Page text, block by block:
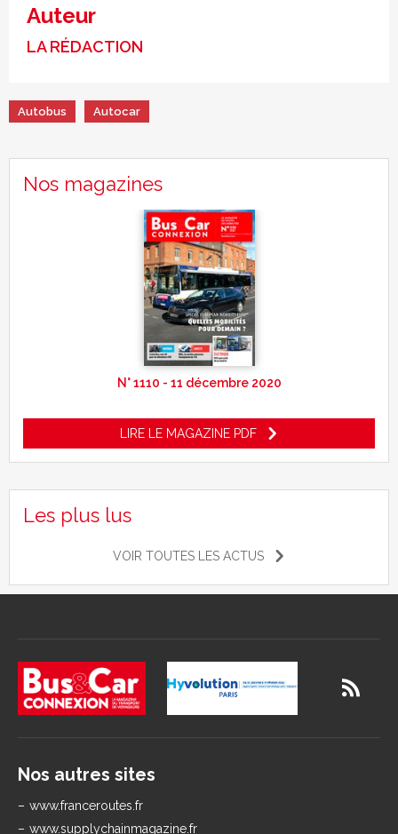
Auteur
LA RÉDACTION
Autobus Autocar
Nos magazines
N° 1110 - 11 décembre 2020
LIRE LE MAGAZINE PDF
Les plus lus
VOIR TOUTES LES ACTUS
Nos autres sites
www.franceroutes.fr
www.supplychainmagazine.fr